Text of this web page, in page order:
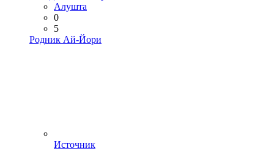
Алушта
0
5
Родник Ай-Йори
Источник